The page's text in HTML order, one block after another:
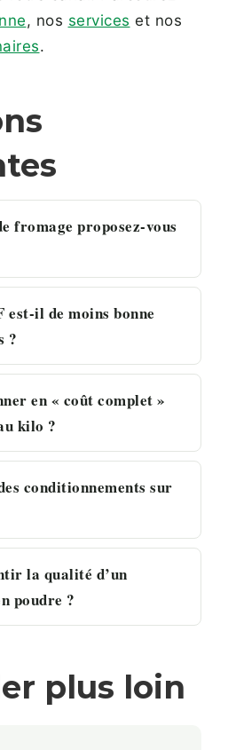
, nos services et nos
.
fromage proposez-vous
il de moins bonne
?
en « coût complet »
kilo ?
conditionnements sur
la qualité d’un
poudre ?
plus loin